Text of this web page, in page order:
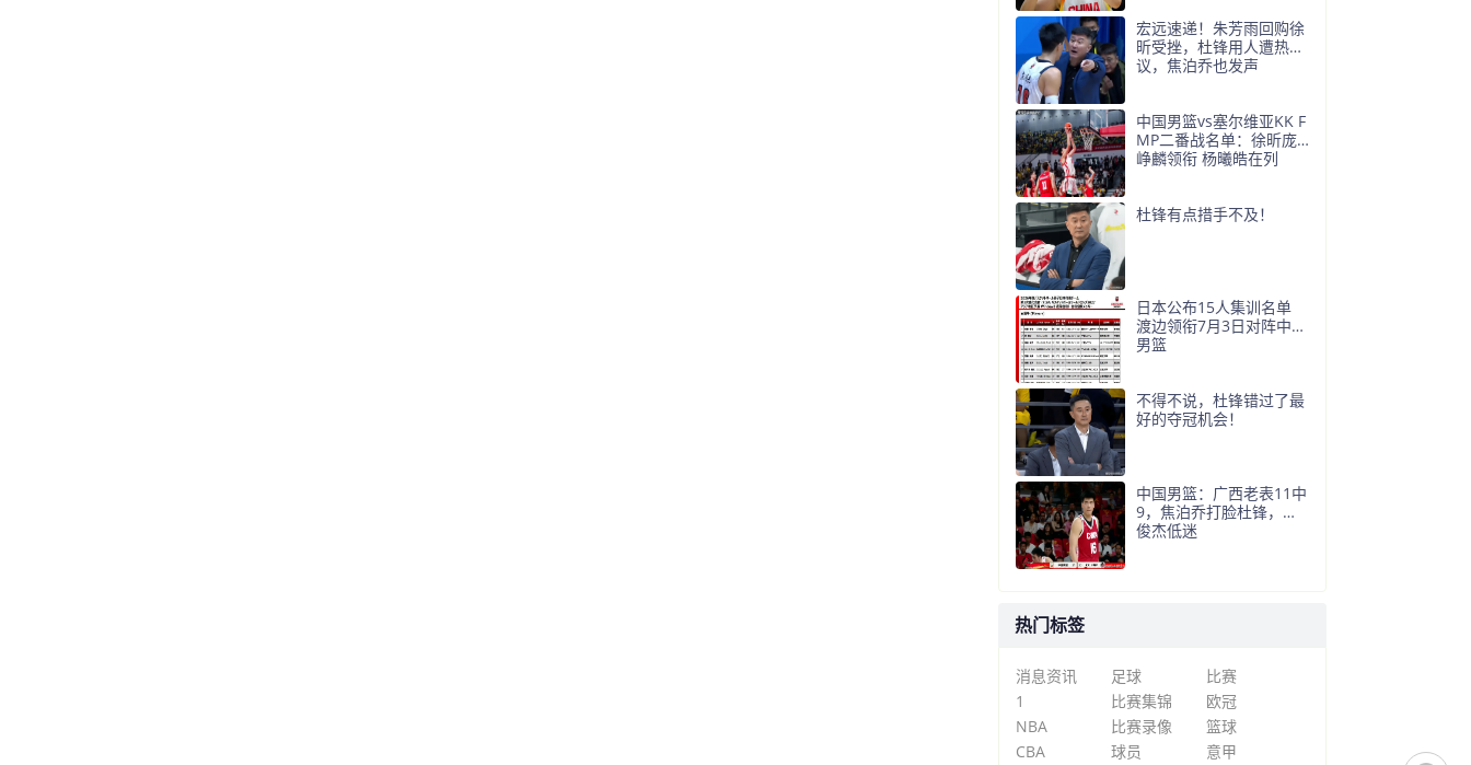
宏远速递！朱芳雨回购徐
昕受挫，杜锋用人遭热
议，焦泊乔也发声
中国男篮vs塞尔维亚KK F
MP二番战名单：徐昕庞
峥麟领衔 杨曦皓在列
杜锋有点措手不及！
日本公布15人集训名单
渡边领衔7月3日对阵中国
男篮
不得不说，杜锋错过了最
好的夺冠机会！
中国男篮：广西老表11中
9，焦泊乔打脸杜锋，王
俊杰低迷
热门标签
消息资讯 足球
比赛
1
比赛集锦
欧冠
NBA
比赛录像
篮球
CBA
球员 意甲